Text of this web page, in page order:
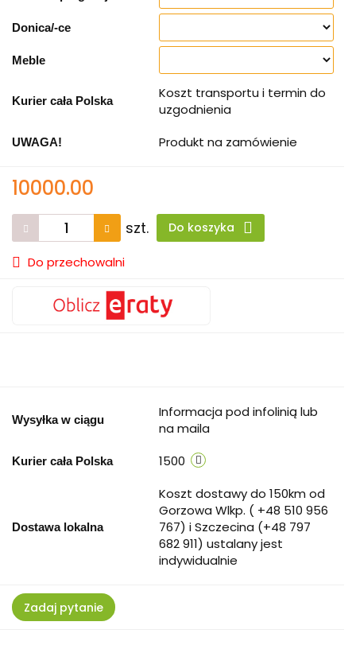
Donica/-ce
Meble
Kurier cała Polska
Koszt transportu i termin do
uzgodnienia
UWAGA! Produkt na zamówienie
10000.00
szt. Do koszyka
Do przechowalni
Wysyłka w ciągu
Informacja pod infolinią lub
na maila
Kurier cała Polska 1500
Dostawa lokalna
Koszt dostawy do 150km od
Gorzowa Wlkp. ( +48 510 956
767) i Szczecina (+48 797
682 911) ustalany jest
indywidualnie
Zadaj pytanie